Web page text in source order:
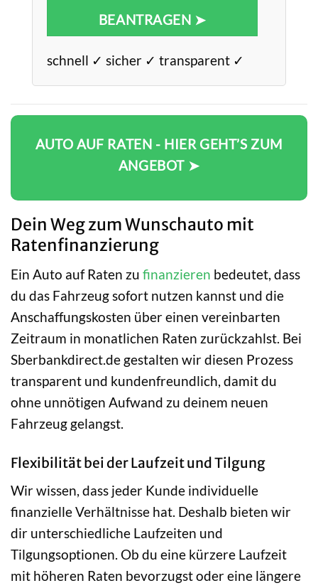
BEANTRAGEN ➤
schnell ✓ sicher ✓ transparent ✓
AUTO AUF RATEN - HIER GEHT’S ZUM
ANGEBOT ➤
Dein Weg zum Wunschauto mit
Ratenfinanzierung
Ein Auto auf Raten zu finanzieren bedeutet, dass
du das Fahrzeug sofort nutzen kannst und die
Anschaffungskosten über einen vereinbarten
Zeitraum in monatlichen Raten zurückzahlst. Bei
Sberbankdirect.de gestalten wir diesen Prozess
transparent und kundenfreundlich, damit du
ohne unnötigen Aufwand zu deinem neuen
Fahrzeug gelangst.
Flexibilität bei der Laufzeit und Tilgung
Wir wissen, dass jeder Kunde individuelle
finanzielle Verhältnisse hat. Deshalb bieten wir
dir unterschiedliche Laufzeiten und
Tilgungsoptionen. Ob du eine kürzere Laufzeit
mit höheren Raten bevorzugst oder eine längere